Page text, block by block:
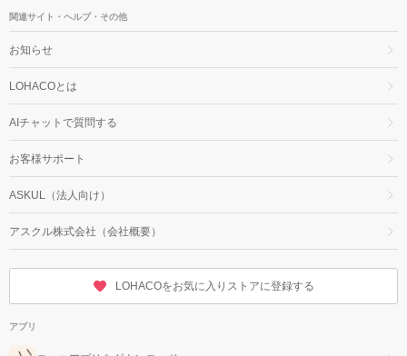
関連サイト・ヘルプ・その他
お知らせ
LOHACOとは
AIチャットで質問する
お客様サポート
ASKUL（法人向け）
アスクル株式会社（会社概要）
LOHACOをお気に入りストアに登録する
アプリ